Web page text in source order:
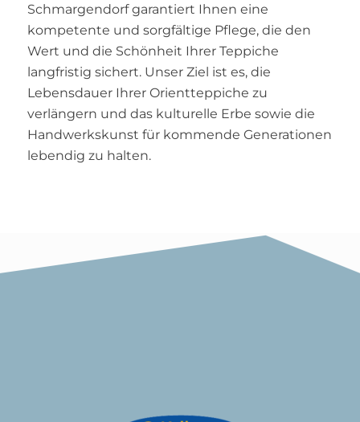
Schmargendorf garantiert Ihnen eine
kompetente und sorgfältige Pflege, die den
Wert und die Schönheit Ihrer Teppiche
langfristig sichert. Unser Ziel ist es, die
Lebensdauer Ihrer Orientteppiche zu
verlängern und das kulturelle Erbe sowie die
Handwerkskunst für kommende Generationen
lebendig zu halten.